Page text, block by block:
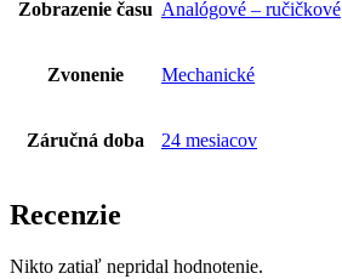
Zobrazenie času Analógové – ručičkové
Zvonenie Mechanické
Záručná doba 24 mesiacov
Recenzie
Nikto zatiaľ nepridal hodnotenie.